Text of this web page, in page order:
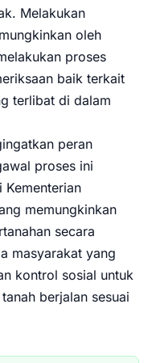
Melakukan
oleh
proses
baik terkait
terlibat di dalam
peran
proses ini
memungkinkan
secara
masyarakat yang
kontrol sosial untuk
berjalan sesuai